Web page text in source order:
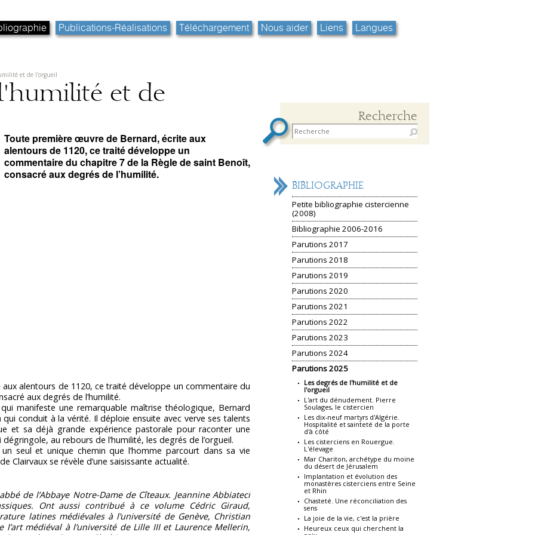
Publications-Réalisations Téléchargement Nous aider Liens Langues
et de l'orgueil
Recherche
NAVIGATION
BIBLIOGRAPHIE
Petite bibliographie cistercienne
(2008)
Bibliographie 2006-2016
Parutions 2017
Parutions 2018
Parutions 2019
Parutions 2020
Parutions 2021
Parutions 2022
Parutions 2023
Parutions 2024
Parutions 2025
Les degrés de l'humilité et de
l'orgueil
L'art du dénudement. Pierre
Soulages, le cistercien
Les dix-neuf martyrs d'Algérie.
Hospitalité et sainteté de la porte
d'à côté
Les cisterciens en Rouergue.
L'élevage
Mar Chariton, archétype du moine
du désert de Jérusalem
Implantation et évolution des
monastères cisterciens entre Seine
et Rhin
Chasteté. Une réconciliation des
sens
La joie de la vie, c'est la prière
Heureux ceux qui cherchent la
et de
Toute première œuvre de Bernard, écrite aux
alentours de 1120, ce traité développe un
commentaire du chapitre 7 de la Règle de saint Benoît,
consacré aux degrés de l’humilité.
alentours de 1120, ce traité développe un commentaire du
aux degrés de l’humilité.
manifeste une remarquable maîtrise théologique, Bernard
conduit à la vérité. Il déploie ensuite avec verve ses talents
et sa déjà grande expérience pastorale pour raconter une
au rebours de l’humilité, les degrés de l’orgueil.
seul et unique chemin que l’homme parcourt dans sa vie
Clairvaux se révèle d’une saisissante actualité.
de l’Abbaye Notre-Dame de Cîteaux. Jeannine Abbiateci
Ont aussi contribué à ce volume Cédric Giraud,
latines médiévales à l’université de Genève, Christian
médiéval à l’université de Lille III et Laurence Mellerin,